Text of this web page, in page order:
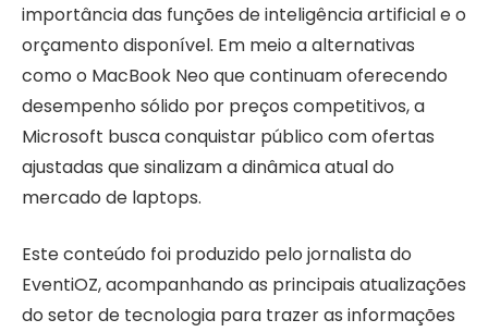
importância das funções de inteligência artificial e o
orçamento disponível. Em meio a alternativas
como o MacBook Neo que continuam oferecendo
desempenho sólido por preços competitivos, a
Microsoft busca conquistar público com ofertas
ajustadas que sinalizam a dinâmica atual do
mercado de laptops.
Este conteúdo foi produzido pelo jornalista do
EventiOZ, acompanhando as principais atualizações
do setor de tecnologia para trazer as informações